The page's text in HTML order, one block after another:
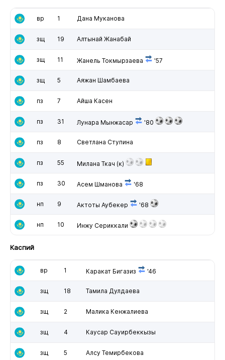
вр 1 Дана Муканова
зщ 19 Алтынай Жанабай
зщ 11 Жанель Токмырзаева '57
зщ 5 Аяжан Шамбаева
пз 7 Айша Касен
пз 31 Лунара Мынжасар '80
пз 8 Светлана Ступина
пз 55 Милана Ткач (к)
пз 30 Асем Шманова '68
нп 9 Актоты Аубекер '68
нп 10 Инжу Сериккали
Каспий
вр 1 Каракат Бигазиз '46
зщ 18 Тамила Дулдаева
зщ 2 Малика Кенжалиева
зщ 4 Каусар Сауирбеккызы
зщ 5 Алсу Темирбекова